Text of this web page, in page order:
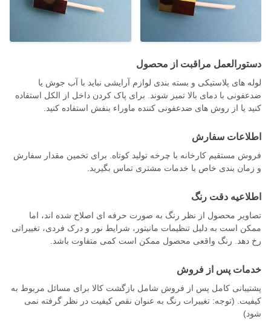
دستورالعمل مراقبت از محصول
لوله های پلاستیکی و بسته بندی لوازم آرایشی نباید با آب جوش یا
ضدعفونی با دمای بالا تمیز شوند. برای پاک کردن داخل از الکل استفاده
کنید یا از روش های ضدعفونی کننده ماوراء بنفش استفاده کنید.
اطلاعات سفارش
فروش مستقیم کارخانه با چرخه تولید کوتاه. برای تخمین مقدار سفارش
و زمان بندی خاص با خدمات مشتری تماس بگیرید.
اطلاعیه دقت رنگ
تصاویر محصول از نظر رنگ به صورت حرفه ای اصلاح شده اند، اما
ممکن است به دلیل تنظیمات مانیتور، شرایط نور و درک فردی، تغییراتی
رخ دهد. رنگ واقعی محصول ممکن است کمی متفاوت باشد.
خدمات پس از فروش
پشتیبانی کامل پس از فروش شامل بازگشت کالا برای مسائل مربوط به
کیفیت. (توجه: تغییرات رنگ به عنوان نقص کیفیت در نظر گرفته نمی
شود)